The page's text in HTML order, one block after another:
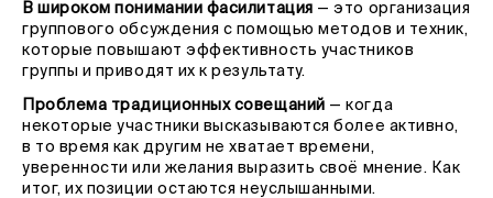
В широком понимании фасилитация — это организация
группового обсуждения с помощью методов и техник,
которые повышают эффективность участников
группы и приводят их к результату.
Проблема традиционных совещаний — когда
некоторые участники высказываются более активно,
в то время как другим не хватает времени,
уверенности или желания выразить своё мнение. Как
итог, их позиции остаются неуслышанными.